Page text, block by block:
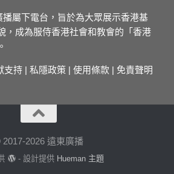
播屬下電台，旨於為大眾展示香港基
，成為服侍香港社會和教會的「香港
支持 | 私隱政策 | 使用條款 | 免責聲明
2026 遠東廣播
- 設計提供 Hueman 主題